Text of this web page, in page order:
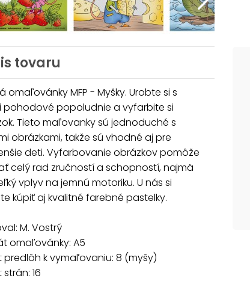
tovaru
omaľovánky MFP - Myšky. Urobte si s
pohodové popoludnie a vyfarbite si
Tieto maľovanky sú jednoduché s
obrázkami, takže sú vhodné aj pre
deti. Vyfarbovanie obrázkov pomôže
celý rad zručností a schopností, najmä
vplyv na jemnú motoriku. U nás si
kúpiť aj kvalitné farebné pastelky.
M. Vostrý
omaľovánky: A5
predlôh k vymaľovaniu: 8 (myšy)
16